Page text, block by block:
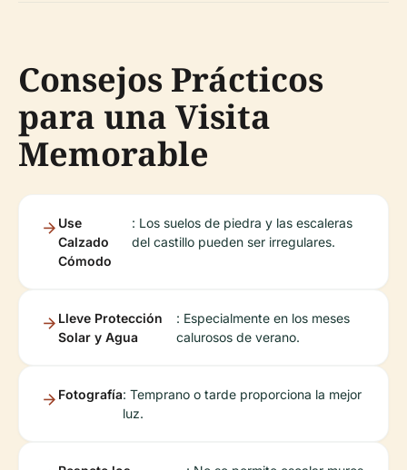
Consejos Prácticos
para una Visita
Memorable
Use
Calzado
Cómodo
: Los suelos de piedra y las escaleras
del castillo pueden ser irregulares.
Lleve Protección
Solar y Agua
: Especialmente en los meses
calurosos de verano.
Fotografía: Temprano o tarde proporciona la mejor
luz.